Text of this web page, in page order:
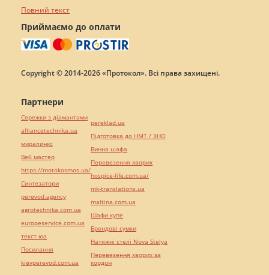
Повний текст
Приймаємо до оплати
Copyright © 2014-2026 «Протокол». Всі права захищені.
Партнери
Сережки з діамантами
alliancetechnika.ua
миралинкс
Веб мастер
https://motokosmos.ua/
Синтезатори
perevod.agency
agrotechnika.com.ua
europeservice.com.ua
текст юа
Посилання
kievperevod.com.ua
pereklad.ua
Підготовка до НМТ / ЗНО
Винна шафа
Перевезення хворих
hospice-life.com.ua/
mk-translations.ua
maltina.com.ua
Шафи купе
Брендові сумки
Натяжні стелі Nova Stelya
Перевезення хворих за
кордон